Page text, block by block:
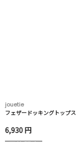
jouetie
フェザードッキングトップス
6,930 円